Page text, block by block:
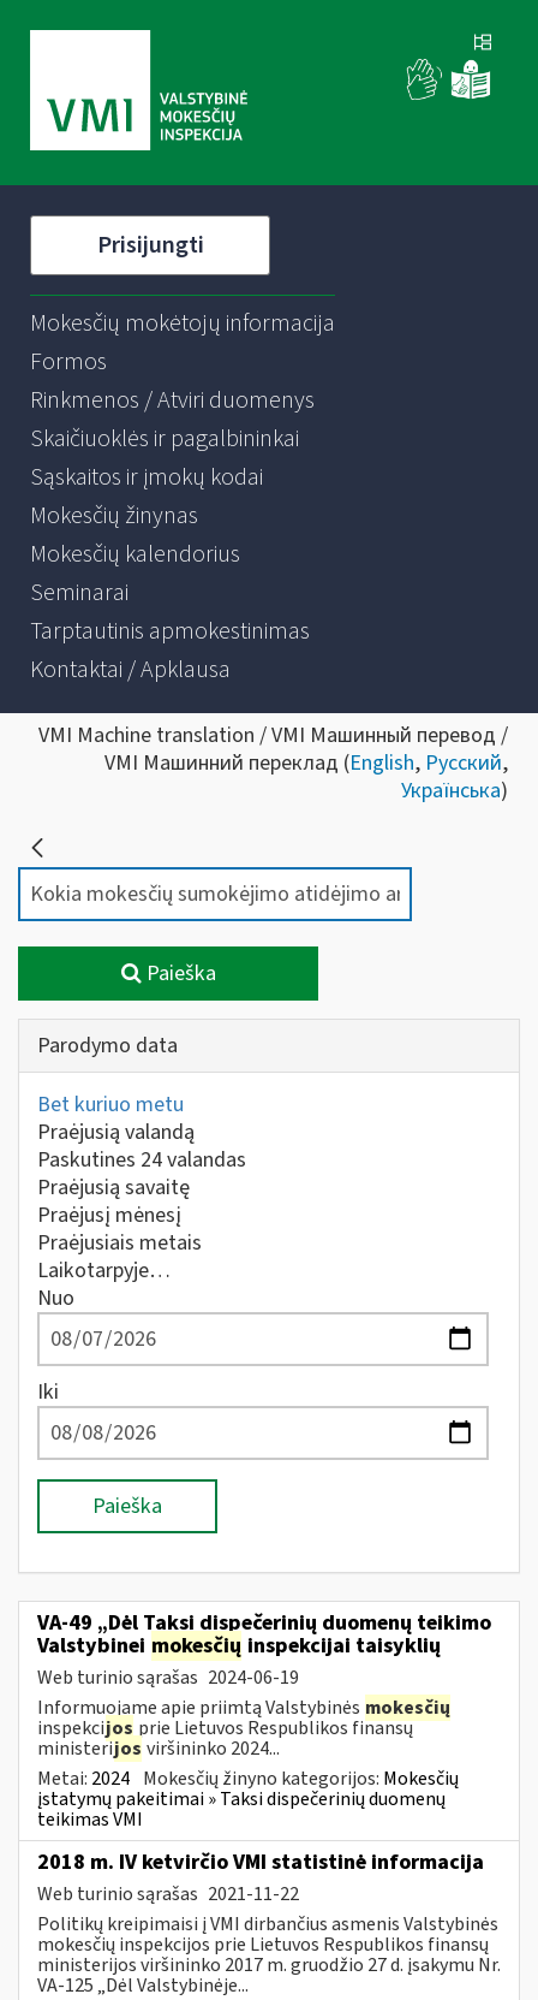
Prisijungti
Mokesčių mokėtojų informacija
Formos
Rinkmenos / Atviri duomenys
Skaičiuoklės ir pagalbininkai
Sąskaitos ir įmokų kodai
Mokesčių žinynas
Mokesčių kalendorius
Seminarai
Tarptautinis apmokestinimas
Kontaktai / Apklausa
VMI Machine translation / VMI Машинный перевод /
VMI Машинний переклад (English, Русский,
Українська)
Paieška
Parodymo data
Bet kuriuo metu
Praėjusią valandą
Paskutines 24 valandas
Praėjusią savaitę
Praėjusį mėnesį
Praėjusiais metais
Laikotarpyje…
Nuo
Iki
Paieška
VA-49 „Dėl Taksi dispečerinių duomenų teikimo
Valstybinei mokesčių inspekcijai taisyklių
Web turinio sąrašas 2024-06-19
Informuojame apie priimtą Valstybinės mokesčių
inspekcijos prie Lietuvos Respublikos finansų
ministerijos viršininko 2024...
Metai: 2024 Mokesčių žinyno kategorijos: Mokesčių
įstatymų pakeitimai » Taksi dispečerinių duomenų
teikimas VMI
2018 m. IV ketvirčio VMI statistinė informacija
Web turinio sąrašas 2021-11-22
Politikų kreipimaisi į VMI dirbančius asmenis Valstybinės
mokesčių inspekcijos prie Lietuvos Respublikos finansų
ministerijos viršininko 2017 m. gruodžio 27 d. įsakymu Nr.
VA-125 „Dėl Valstybinėje...